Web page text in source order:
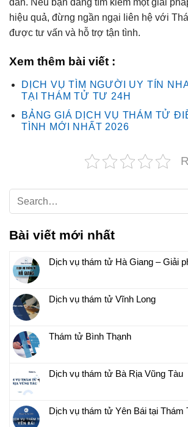
hiệu quả, đừng ngần ngại liên hệ với
được tư vấn và hỗ trợ tận tình.
Xem thêm bài viết :
DỊCH VỤ TÌM NGƯỜI UY TÍN
TẠI THÁM TỬ TƯ 24H
BẢNG GIÁ DỊCH VỤ THÁM TỬ
TÌNH MỚI NHẤT 2026
Bài viết mới nhất
Dịch vụ thám tử Hà Giang – Giải
Dịch vụ thám tử Vĩnh Long
Thám tử Bình Thạnh
Dịch vụ thám tử Bà Rịa Vũng Tàu
Dịch vụ thám tử Yên Bái tại Thám